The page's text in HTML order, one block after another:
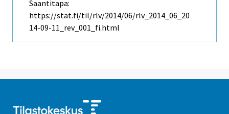
Saantitapa:
https://stat.fi/til/rlv/2014/06/rlv_2014_06_20
14-09-11_rev_001_fi.html